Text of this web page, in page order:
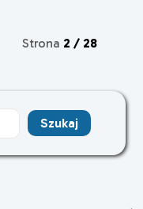
Strona 2 / 28